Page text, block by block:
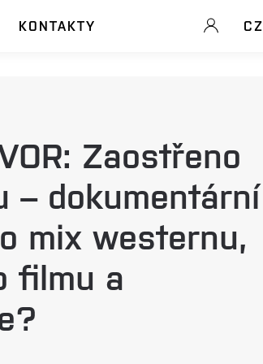
KONTAKTY CZ
Zaostřeno
– dokumentární
mix westernu,
filmu a